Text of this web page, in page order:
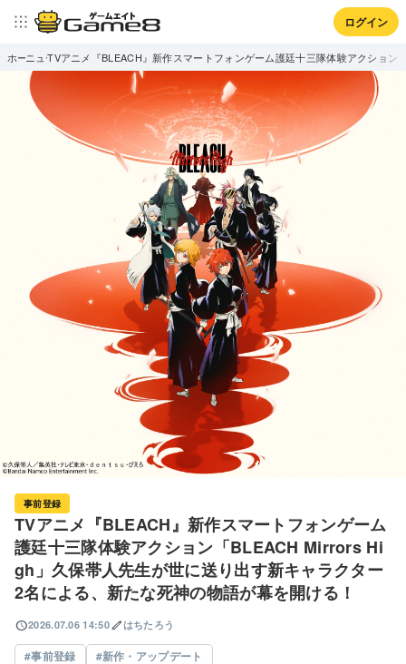
ログイン
ホームニュースTVアニメ『BLEACH』新作スマートフォンゲーム護廷十三隊体験アクショ
事前登録
TVアニメ『BLEACH』新作スマートフォンゲーム
護廷十三隊体験アクション「BLEACH Mirrors Hi
gh」久保帯人先生が世に送り出す新キャラクター
2名による、新たな死神の物語が幕を開ける！
schedule2026.07.06 14:50editはちたろう
事前登録 新作・アップデート